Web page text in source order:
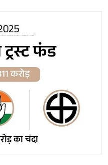
का चंदा